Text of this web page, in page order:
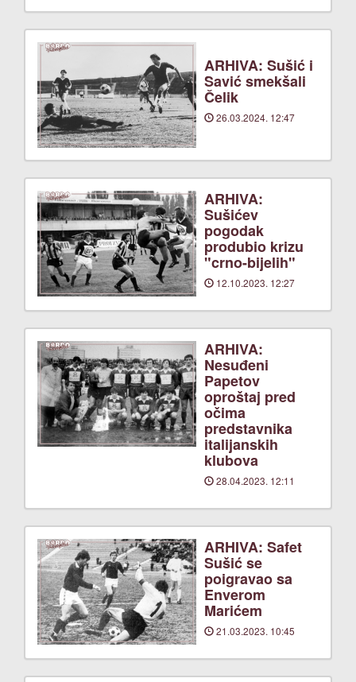
ARHIVA: Sušić i
Savić smekšali
Čelik
26.03.2024. 12:47
ARHIVA:
Sušićev
pogodak
produbio krizu
"crno-bijelih"
12.10.2023. 12:27
ARHIVA:
Nesuđeni
Papetov
oproštaj pred
očima
predstavnika
italijanskih
klubova
28.04.2023. 12:11
ARHIVA: Safet
Sušić se
poigravao sa
Enverom
Marićem
21.03.2023. 10:45